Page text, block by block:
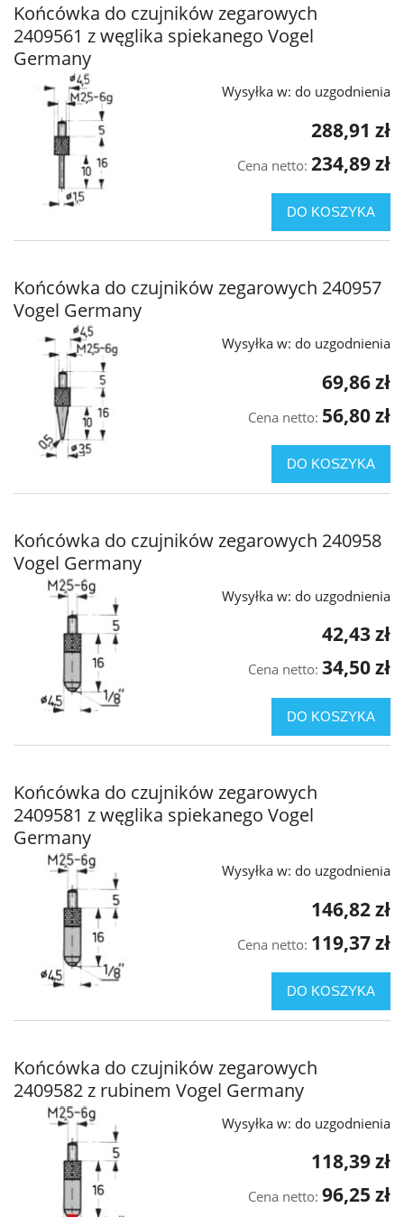
Końcówka do czujników zegarowych
2409561 z węglika spiekanego Vogel
Germany
Wysyłka w: do uzgodnienia
288,91 zł
Cena netto: 234,89 zł
DO KOSZYKA
Końcówka do czujników zegarowych 240957
Vogel Germany
Wysyłka w: do uzgodnienia
69,86 zł
Cena netto: 56,80 zł
DO KOSZYKA
Końcówka do czujników zegarowych 240958
Vogel Germany
Wysyłka w: do uzgodnienia
42,43 zł
Cena netto: 34,50 zł
DO KOSZYKA
Końcówka do czujników zegarowych
2409581 z węglika spiekanego Vogel
Germany
Wysyłka w: do uzgodnienia
146,82 zł
Cena netto: 119,37 zł
DO KOSZYKA
Końcówka do czujników zegarowych
2409582 z rubinem Vogel Germany
Wysyłka w: do uzgodnienia
118,39 zł
Cena netto: 96,25 zł